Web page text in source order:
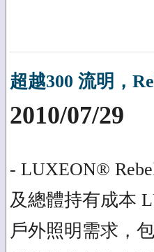
超越300 流明，
2010/07/29
- LUXEON®
及總體持有成本
戶外照明需求，